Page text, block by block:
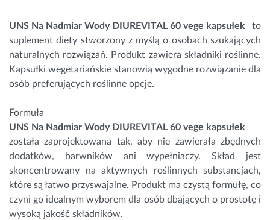
UNS Na Nadmiar Wody DIUREVITAL 60 vege kapsułek
to
suplement diety stworzony z myślą o osobach szukających
naturalnych rozwiązań. Produkt zawiera składniki roślinne.
Kapsułki wegetariańskie stanowią wygodne rozwiązanie dla
osób preferujących roślinne opcje.
Formuła
UNS Na Nadmiar Wody DIUREVITAL 60 vege kapsułek
została zaprojektowana tak, aby nie zawierała zbędnych
dodatków, barwników ani wypełniaczy. Skład jest
skoncentrowany na aktywnych roślinnych substancjach,
które są łatwo przyswajalne. Produkt ma czystą formułę, co
czyni go idealnym wyborem dla osób dbających o prostotę i
wysoką jakość składników.